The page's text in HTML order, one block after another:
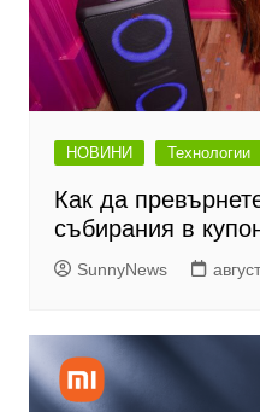
НОВИНИ Технологии
Как да
събирания в
SunnyNews